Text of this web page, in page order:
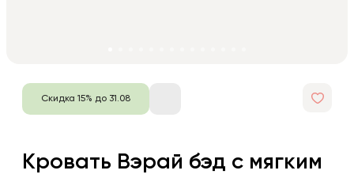
Скидка 15% до 31.08
Кровать Вэрай бэд с мягким